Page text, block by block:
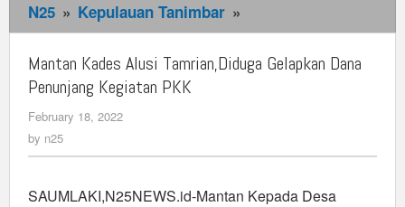
N25 » Kepulauan Tanimbar »
Kades
Alusi
Tamrian,Diduga
PKK
Mantan Kades Alusi Tamrian,Diduga Gelapkan Dana
Penunjang Kegiatan PKK
February 18, 2022
by n25
SAUMLAKI,N25NEWS.id-Mantan Kepada Desa